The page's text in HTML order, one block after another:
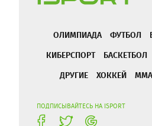
ОЛИМПИАДА ФУТБОЛ
КИБЕРСПОРТ
БАСКЕТБОЛ
ДРУГИЕ
ХОККЕЙ ММА
ПОДПИСЫВАЙТЕСЬ НА ISPORT